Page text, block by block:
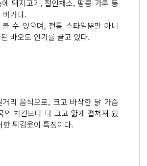
돼지고기, 절인채소, 땅콩 가루 등
버거다.
수 있으며, 전통 스타일뿐만 아니
바오도 인기를 끌고 있다.
리 음식으로, 크고 바삭한 닭 가슴
의 치킨보다 더 크고 얇게 펼쳐져 있
튀김옷이 특징이다.